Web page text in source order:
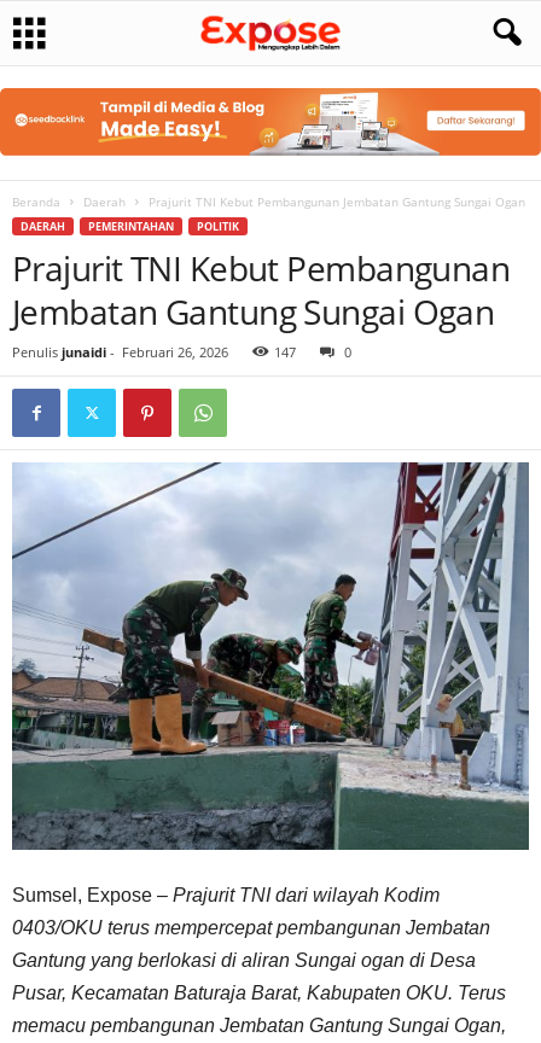
Beranda Daerah Prajurit TNI Kebut Pembangunan Jembatan Gantung Sungai Ogan
DAERAH PEMERINTAHAN POLITIK
Prajurit TNI Kebut Pembangunan
Jembatan Gantung Sungai Ogan
Penulis junaidi - Februari 26, 2026 147 0
Sumsel, Expose – Prajurit TNI dari wilayah Kodim
0403/OKU terus mempercepat pembangunan Jembatan
Gantung yang berlokasi di aliran Sungai ogan di Desa
Pusar, Kecamatan Baturaja Barat, Kabupaten OKU. Terus
memacu pembangunan Jembatan Gantung Sungai Ogan,